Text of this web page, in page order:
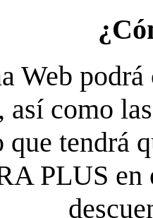
Web
así como
tendrá
PLUS en